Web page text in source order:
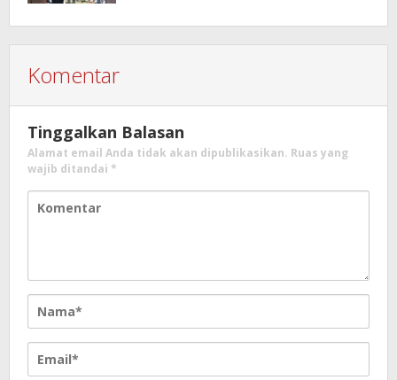
Komentar
Tinggalkan Balasan
Alamat email Anda tidak akan dipublikasikan. Ruas yang
wajib ditandai *